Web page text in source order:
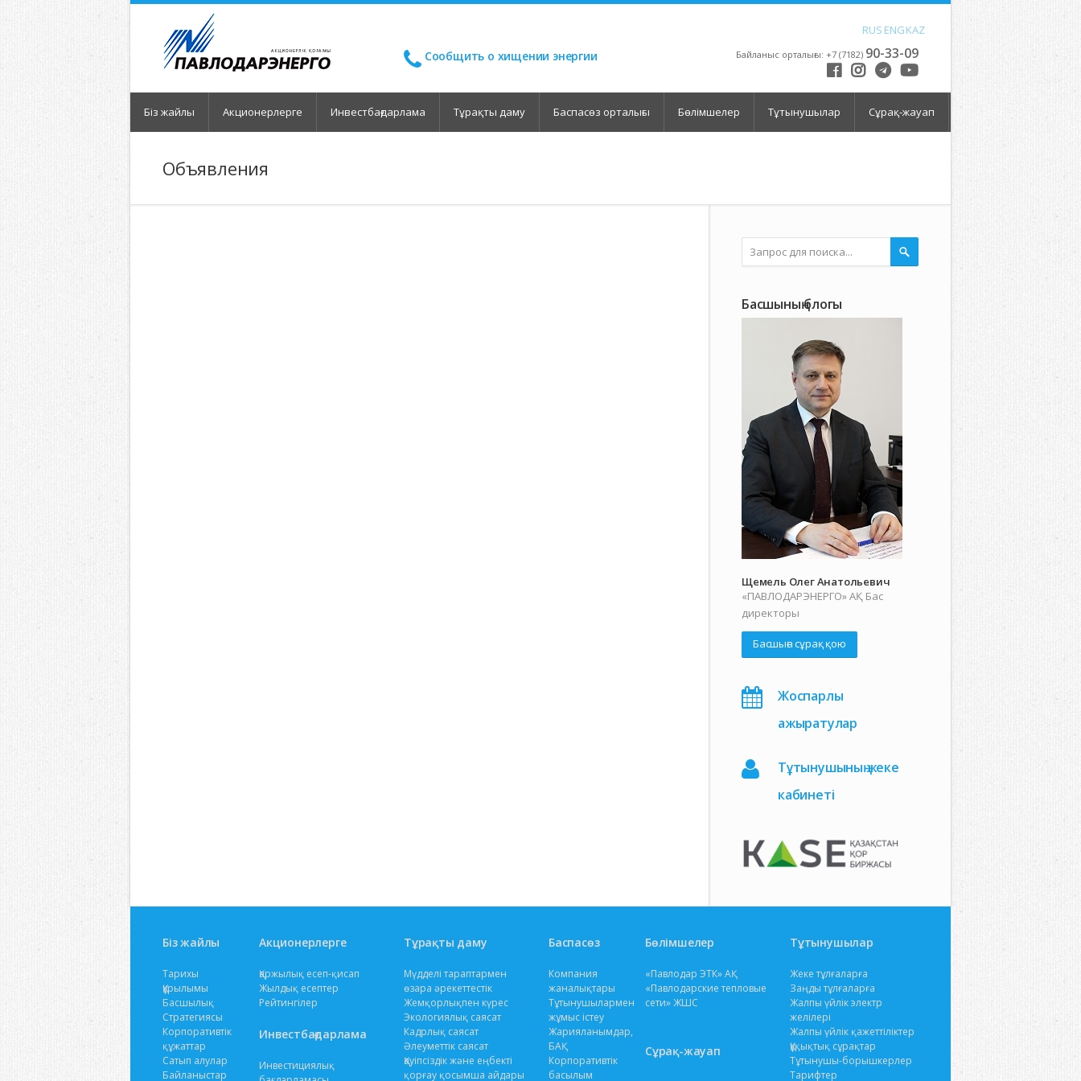
Сообщить о хищении энергии
RUS ENGKAZ
Байланыс орталығы: +7 (7182) 90-33-09
Біз жайлы Акционерлерге Инвестбағдарлама Тұрақты даму Баспасөз орталығы Бөлімшелер Тұтынушылар Сұрақ-жауап
Объявления
Басшының блогы
Щемель Олег Анатольевич
«ПАВЛОДАРЭНЕРГО» АҚ Бас
директоры
Басшыға сұрақ қою
Жоспарлы
ажыратулар
Тұтынушының жеке
кабинеті
Біз жайлы
Тарихы
Құрылымы
Басшылық
Стратегиясы
Корпоративтік
құжаттар
Сатып алулар
Байланыстар
Акционерлерге
Қаржылық есеп-қисап
Жылдық есептер
Рейтингілер
Инвестбағдарлама
Инвестициялық
Тұрақты даму
Мүдделі тараптармен
өзара әрекеттестік
Жемқорлықпен күрес
Экологиялық саясат
Кадрлық саясат
Әлеуметтік саясат
Қауіпсіздік және еңбекті
қорғау қосымша айдары
Баспасөз
Компания
жаналықтары
Тұтынушылармен
жұмыс істеу
Жарияланымдар,
БАҚ
Корпоративтік
басылым
Бөлімшелер
«Павлодар ЭТК» АҚ
«Павлодарские тепловые
сети» ЖШС
Сұрақ-жауап
Тұтынушылар
Жеке тұлғаларға
Заңды тұлғаларға
Жалпы үйлік электр
желілері
Жалпы үйлік қажеттіліктер
Құқықтық сұрақтар
Тұтынушы-борышкерлер
Тарифтер